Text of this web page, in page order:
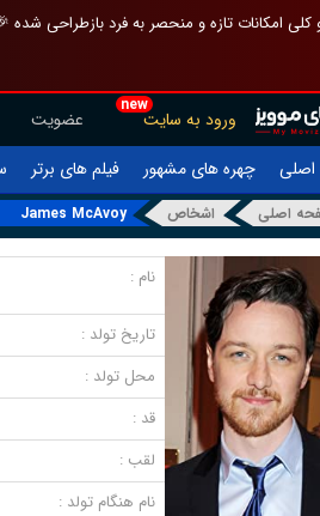
کلی امکانات تازه و منحصر به فرد
new
ورود به سایت عضویت
چهره های مشهور فیلم های برتر
اصلی اشخاص James McAvoy
نام :
تاریخ تولد :
محل تولد :
قد :
لقب :
نام هنگام تولد :